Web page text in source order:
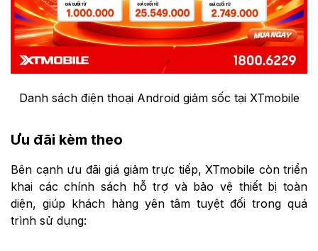
Danh sách điện thoại Android giảm sốc tại XTmobile
Ưu đãi kèm theo
Bên cạnh ưu đãi giá giảm trực tiếp, XTmobile còn triển
khai các chính sách hỗ trợ và bảo vệ thiết bị toàn
diện, giúp khách hàng yên tâm tuyệt đối trong quá
trình sử dụng: